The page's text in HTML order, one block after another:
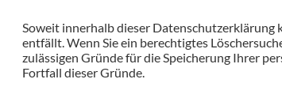
Soweit innerhalb dieser Datenschutzerklärung
entfällt. Wenn Sie ein berechtigtes
zulässigen Gründe für die Speicherung Ihrer
Fortfall dieser Gründe.